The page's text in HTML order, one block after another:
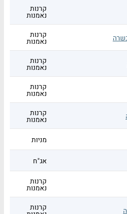
קרנות
נאמנות
קרנות
נאמנות
קרנות
נאמנות
קרנות
נאמנות
קרנות
נאמנות
מניות
אג"ח
קרנות
נאמנות
קרנות